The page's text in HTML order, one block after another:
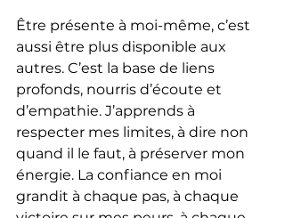
Être présente à moi-même, c’est
aussi être plus disponible aux
autres. C’est la base de liens
profonds, nourris d’écoute et
d’empathie. J’apprends à
respecter mes limites, à dire non
quand il le faut, à préserver mon
énergie. La confiance en moi
grandit à chaque pas, à chaque